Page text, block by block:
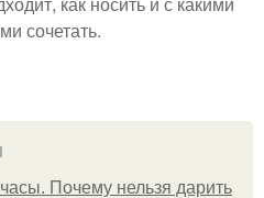
сочетать.
Почему нельзя дарить